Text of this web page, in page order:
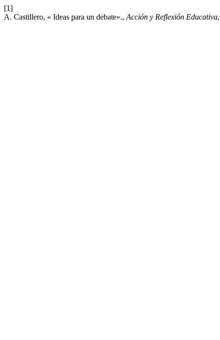
[1]
A. Castillero, « Ideas para un debate»., Acción y Reflexión Educativa